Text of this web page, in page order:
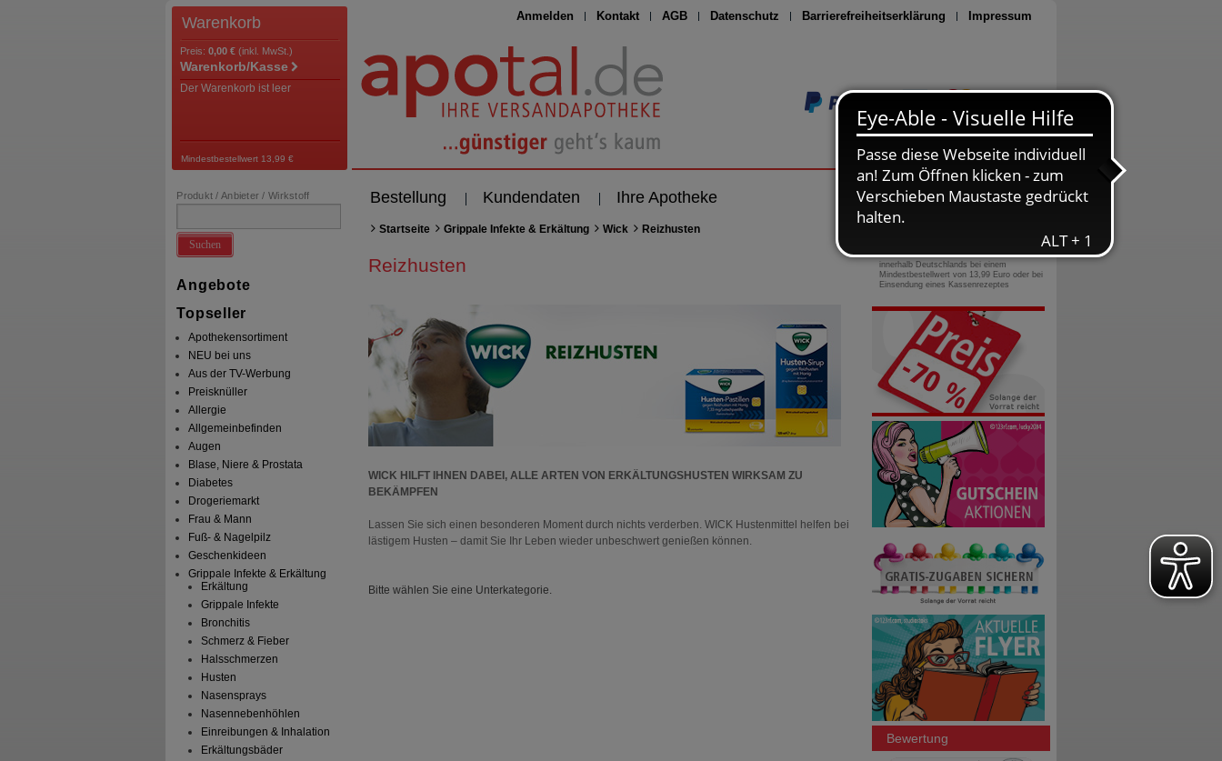
Anmelden Kontakt AGB Datenschutz Barrierefreiheitserklärung Impressum
Seite drucken
Warenkorb
Preis: 0,00 € (inkl. MwSt.)
Warenkorb/Kasse
Der Warenkorb ist leer
Mindestbestellwert 13,99 €
Bestellung Kundendaten Ihre Apotheke
Produkt / Anbieter / Wirkstoff
Suchen
Angebote
Topseller
Apothekensortiment
NEU bei uns
Aus der TV-Werbung
Preisknüller
Allergie
Allgemeinbefinden
Augen
Blase, Niere & Prostata
Diabetes
Drogeriemarkt
Frau & Mann
Fuß- & Nagelpilz
Geschenkideen
Grippale Infekte & Erkältung
Erkältung
Grippale Infekte
Bronchitis
Schmerz & Fieber
Halsschmerzen
Husten
Nasensprays
Nasennebenhöhlen
Einreibungen & Inhalation
Erkältungsbäder
Startseite Grippale Infekte & Erkältung Wick Reizhusten
Reizhusten
WICK HILFT IHNEN DABEI, ALLE ARTEN VON ERKÄLTUNGSHUSTEN WIRKSAM ZU
BEKÄMPFEN
Lassen Sie sich einen besonderen Moment durch nichts verderben. WICK Hustenmittel helfen bei
lästigem Husten – damit Sie Ihr Leben wieder unbeschwert genießen können.
Bitte wählen Sie eine Unterkategorie.
0800-10 11 422
gebührenfreie Rufnummer
innerhalb Deutschlands bei einem
Mindestbestellwert von 13,99 Euro oder bei
Einsendung eines Kassenrezeptes
Bewertung